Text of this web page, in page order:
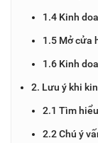
1.4 Kinh
1.5 Mở cửa
1.6 Kinh
2. Lưu ý khi
2.1 Tìm
2.2 Chú ý